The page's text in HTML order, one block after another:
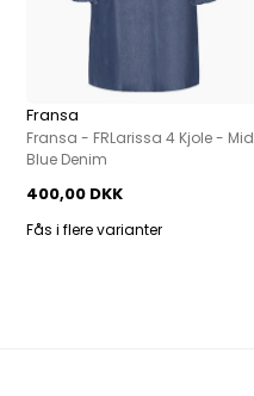
Fransa
Fransa - FRLarissa 4 Kjole - Mid
Blue Denim
400,00 DKK
Fås i flere varianter